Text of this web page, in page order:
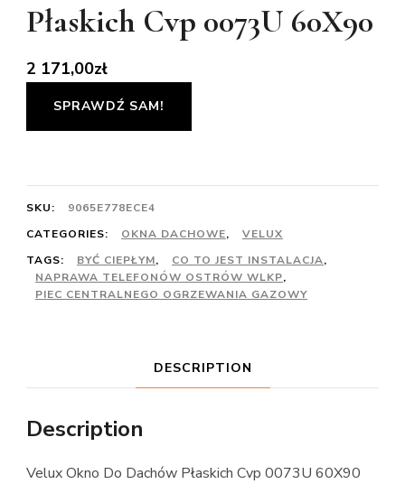
Płaskich Cvp 0073U 60X90
2 171,00zł
SPRAWDŹ SAM!
SKU:
9065E778ECE4
CATEGORIES:
OKNA DACHOWE,
VELUX
TAGS:
BYĆ CIEPŁYM, CO TO JEST INSTALACJA,
NAPRAWA TELEFONÓW OSTRÓW WLKP,
PIEC CENTRALNEGO OGRZEWANIA GAZOWY
DESCRIPTION
Description
Velux Okno Do Dachów Płaskich Cvp 0073U 60X90